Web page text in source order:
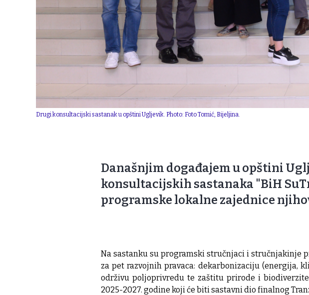
Drugi konsultacijski sastanak u opštini Ugljevik. Photo: Foto Tomić, Bijeljina.
Današnjim događajem u opštini
konsultacijskih sastanaka "BiH
programske lokalne zajednice
Na sastanku su programski stručnjaci i stručnjakinje
za pet razvojnih pravaca: dekarbonizaciju (energija,
održivu poljoprivredu te zaštitu prirode i
2025-2027. godine koji će biti sastavni dio finalnog